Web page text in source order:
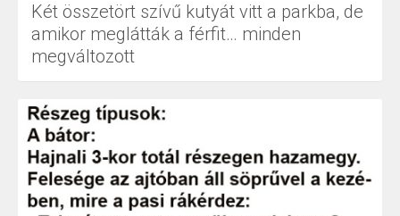
Két összetört szívű kutyát vitt a parkba, de
amikor meglátták a férfit… minden
megváltozott